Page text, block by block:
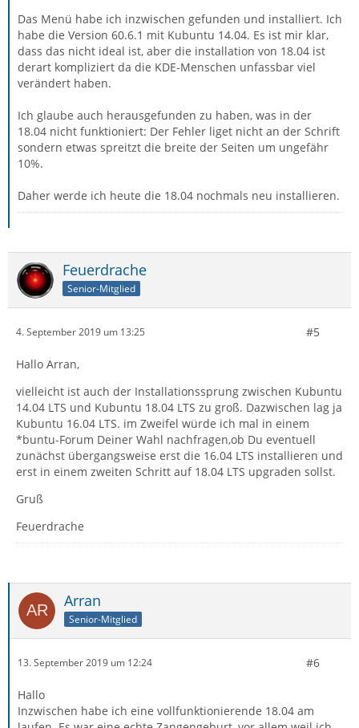
Das Menü habe ich inzwischen gefunden und installiert. Ich
habe die Version 60.6.1 mit Kubuntu 14.04. Es ist mir klar,
dass das nicht ideal ist, aber die installation von 18.04 ist
derart kompliziert da die KDE-Menschen unfassbar viel
verändert haben.
Ich glaube auch herausgefunden zu haben, was in der
18.04 nicht funktioniert: Der Fehler liget nicht an der Schrift
sondern etwas spreitzt die breite der Seiten um ungefähr
10%.
Daher werde ich heute die 18.04 nochmals neu installieren.
Feuerdrache
Senior-Mitglied
4. September 2019 um 13:25 #5
Hallo Arran,
vielleicht ist auch der Installationssprung zwischen Kubuntu
14.04 LTS und Kubuntu 18.04 LTS zu groß. Dazwischen lag ja
Kubuntu 16.04 LTS. im Zweifel würde ich mal in einem
*buntu-Forum Deiner Wahl nachfragen,ob Du eventuell
zunächst übergangsweise erst die 16.04 LTS installieren und
erst in einem zweiten Schritt auf 18.04 LTS upgraden sollst.
Gruß
Feuerdrache
Arran
Senior-Mitglied
13. September 2019 um 12:24 #6
Hallo
Inzwischen habe ich eine vollfunktionierende 18.04 am